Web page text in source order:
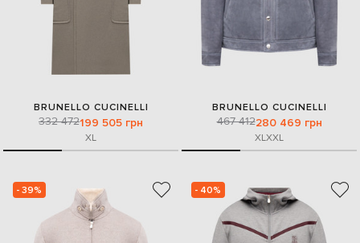
BRUNELLO CUCINELLI
332 472199 505 грн
XL
BRUNELLO CUCINELLI
467 412280 469 грн
XLXXL
- 39% - 40%